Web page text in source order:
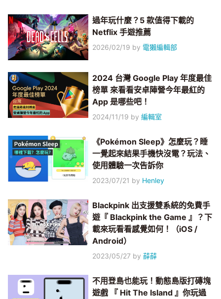
過年玩什麼？5 款值得下載的
Netflix 手遊推薦
2026/02/19 by 電獺編輯部
2024 台灣 Google Play 年度最佳
榜單 來看看安卓陣營今年最紅的
App 是哪些吧！
2024/11/19 by編輯室
《Pokémon Sleep》怎麼玩？睡
一覺起來結果手機快沒電？玩法、
使用體驗一次告訴你
2023/07/21 by Henley
Blackpink 出支援雙系統的免費手
遊『 Blackpink the Game 』？下
載來玩看看感覺如何！（iOS /
Android）
2023/05/27 by薛薛
不用登島也能玩！動態島版打磚塊
遊戲 『 Hit The Island 』你玩過